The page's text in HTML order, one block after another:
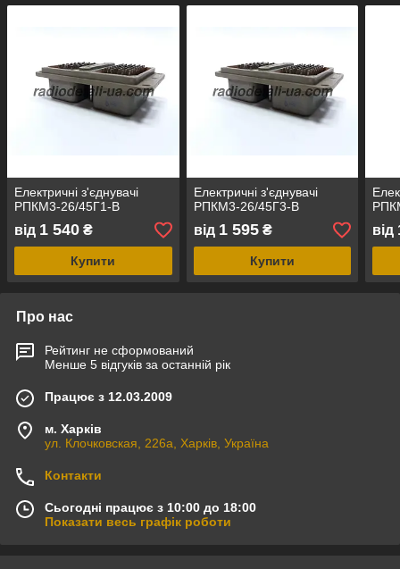
Електричні з'єднувачі
РПКМ3-26/45Г1-В
від 1 540 ₴
Купити
Електричні з'єднувачі
РПКМ3-26/45Г3-В
від 1 595₴
Купити
від
Про нас
Рейтинг не сформований
Менше 5 відгуків за останній рік
Працює з 12.03.2009
м. Харків
ул. Клочковская, 226а, Харків, Україна
Контакти
Сьогодні працює з 10:00 до 18:00
Показати весь графік роботи